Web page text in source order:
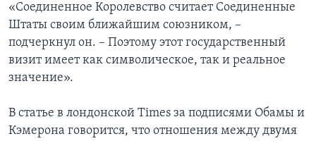
«Соединенное Королевство считает Соединенные
Штаты своим ближайшим союзником, –
подчеркнул он. – Поэтому этот государственный
визит имеет как символическое, так и реальное
значение».
В статье в лондонской Times за подписями Обамы и
Кэмерона говорится, что отношения между двумя